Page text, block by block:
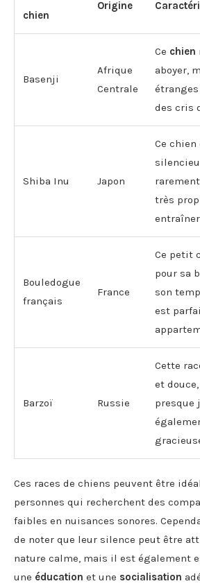
chien
Origine
Basenji
Afrique
Centrale
Ce chien
aboyer,
des cris
Shiba Inu Japon
Ce
très
Bouledogue
français
France
Ce petit
pour sa
son
est
Barzoï Russie
Cette
et
presque
Ces races de chiens peuvent être
personnes qui recherchent des
faibles en nuisances sonores.
de noter que leur silence peut être
nature calme, mais il est également
une éducation et une socialisation